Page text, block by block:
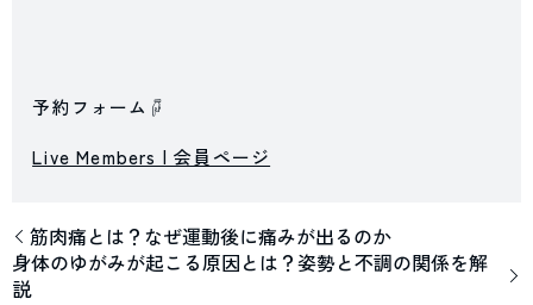
予約フォーム☟
Live Members | 会員ページ
筋肉痛とは？なぜ運動後に痛みが出るのか
身体のゆがみが起こる原因とは？姿勢と不調の関係を解
説